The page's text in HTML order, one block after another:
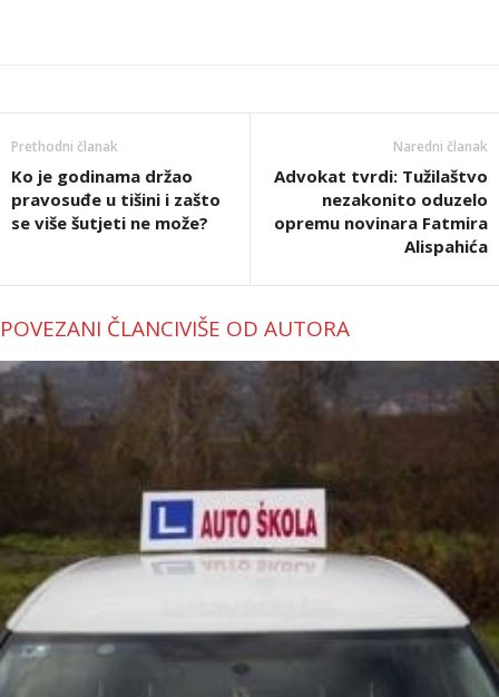
Prethodni članak
Ko je godinama držao
pravosuđe u tišini i zašto
se više šutjeti ne može?
Naredni članak
Advokat tvrdi: Tužilaštvo
nezakonito oduzelo
opremu novinara Fatmira
Alispahića
POVEZANI ČLANCIVIŠE OD AUTORA